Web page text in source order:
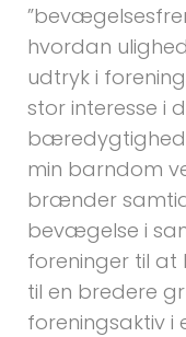
hvordan
udtryk i
stor interesse i
min barndom
brænder
bevægelse i
foreninger til at
til en bredere
foreningsaktiv i